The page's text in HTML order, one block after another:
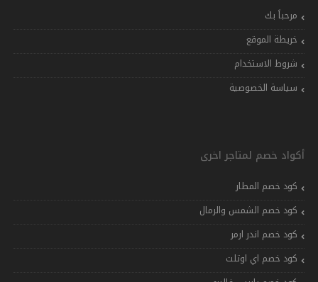
مرحباً بك
خريطة الموقع
شروط الاستخدام
سياسة الخصوصية
أكواد خصم لمتاجر اخرى
كود خصم المطار
كود خصم الشمس والرمال
كود خصم اندر ارمر
كود خصم اي اوتلت